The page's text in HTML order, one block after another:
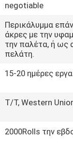
negotiable
Περικάλυμμα
άκρες με την
την παλέτα, ή ως
πελάτη.
15-20 ημέρες
T/T, Western
2000Rolls την